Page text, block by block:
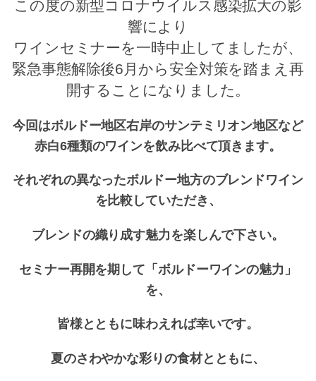
この度の新型コロナウイルス感染拡大の影
響により
ワインセミナーを一時中止してましたが、
緊急事態解除後6月から安全対策を踏まえ再
開することになりました。
今回はボルドー地区右岸のサンテミリオン地区など
赤白6種類のワインを飲み比べて頂きます。
それぞれの異なったボルドー地方のブレンドワイン
を比較していただき、
ブレンドの織り成す魅力を楽しんで下さい。
セミナー再開を期して「ボルドーワインの魅力」
を、
皆様とともに味わえれば幸いです。
夏のさわやかな彩りの食材とともに、